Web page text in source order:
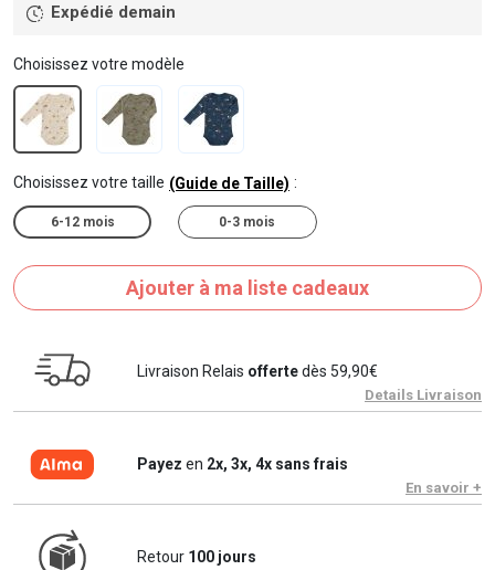
Expédié demain
Choisissez votre modèle
Choisissez votre taille (Guide de Taille) :
6-12 mois 0-3 mois
Ajouter à ma liste cadeaux
Livraison Relais offertedès 59,90€
Details Livraison
Payez en 2x, 3x, 4x sans frais
En savoir +
Retour 100 jours